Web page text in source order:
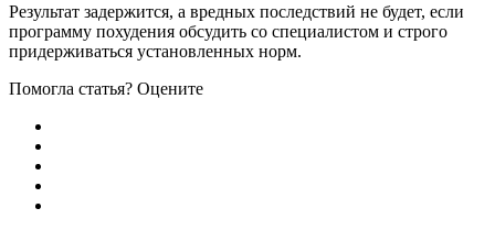
Результат задержится, а вредных последствий не будет, если
программу похудения обсудить со специалистом и строго
придерживаться установленных норм.
Помогла статья? Оцените